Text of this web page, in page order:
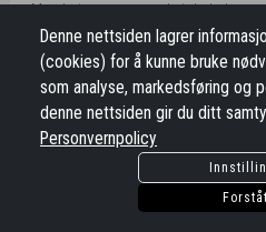
Mandarinmousse med
appelsinbunn
NOK 678.00
Pasjonella
Frisk pasjonsfruktmousse med
Denne nettsiden lagrer
(cookies) for å kunne bruke
som analyse, markedsføring og
denne nettsiden gir du ditt
Personvernpolicy